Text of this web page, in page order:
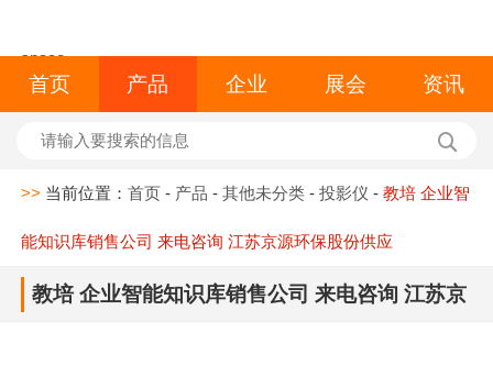
space
首页 产品 企业 展会 资讯
>> 当前位置：首页 - 产品 -其他未分类 -投影仪 -教培 企业智
能知识库销售公司 来电咨询 江苏京源环保股份供应
教培 企业智能知识库销售公司 来电咨询 江苏京